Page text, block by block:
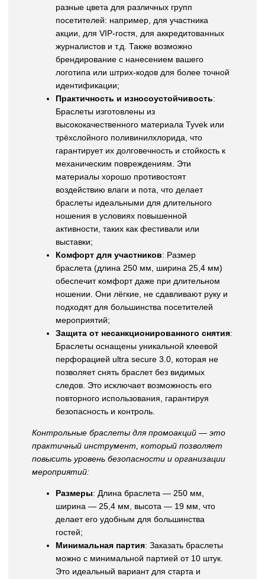
разные цвета для различных групп
посетителей: например, для участника
акции, для VIP-гостя, для аккредитованных
журналистов и т.д. Также возможно
брендирование с нанесением вашего
логотипа или штрих-кодов для более точной
идентификации;
Практичность и износоустойчивость:
Браслеты изготовлены из
высококачественного материала Tyvek или
трёхслойного поливинилхлорида, что
гарантирует их долговечность и стойкость к
механическим повреждениям. Эти
материалы хорошо противостоят
воздействию влаги и пота, что делает
браслеты идеальными для длительного
ношения в условиях повышенной
активности, таких как фестивали или
выставки;
Комфорт для участников: Размер
браслета (длина 250 мм, ширина 25,4 мм)
обеспечит комфорт даже при длительном
ношении. Они лёгкие, не сдавливают руку и
подходят для большинства посетителей
мероприятий;
Защита от несанкционированного снятия:
Браслеты оснащены уникальной клеевой
перфорацией ultra secure 3.0, которая не
позволяет снять браслет без видимых
следов. Это исключает возможность его
повторного использования, гарантируя
безопасность и контроль.
Контрольные браслеты для промоакций — это
практичный инструмент, который позволяет
повысить уровень безопасности и организации
мероприятий:
Размеры: Длина браслета — 250 мм,
ширина — 25,4 мм, высота — 19 мм, что
делает его удобным для большинства
гостей;
Минимальная партия: Заказать браслеты
можно с минимальной партией от 10 штук.
Это идеальный вариант для старта и